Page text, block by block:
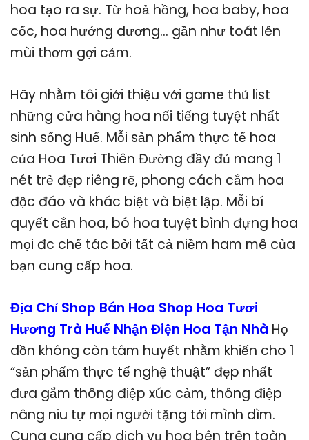
hoa tạo ra sự. Từ hoả hồng, hoa baby, hoa
cốc, hoa hướng dương… gần như toát lên
mùi thơm gợi cảm.
Hãy nhằm tôi giới thiệu với game thủ list
những cửa hàng hoa nổi tiếng tuyệt nhất
sinh sống Huế. Mỗi sản phẩm thực tế hoa
của Hoa Tươi Thiên Đường đầy đủ mang 1
nét trẻ đẹp riêng rẽ, phong cách cắm hoa
độc đáo và khác biệt và biệt lập. Mỗi bí
quyết cắn hoa, bó hoa tuyệt bình đựng hoa
mọi đc chế tác bởi tất cả niềm ham mê của
bạn cung cấp hoa.
Địa Chỉ Shop Bán Hoa Shop Hoa Tươi
Hương Trà Huế Nhận Điện Hoa Tận Nhà Họ
dồn không còn tâm huyết nhằm khiến cho 1
“sản phẩm thực tế nghệ thuật” đẹp nhất
đưa gắm thông điệp xúc cảm, thông điệp
nâng niu tự mọi người tặng tới mình dìm.